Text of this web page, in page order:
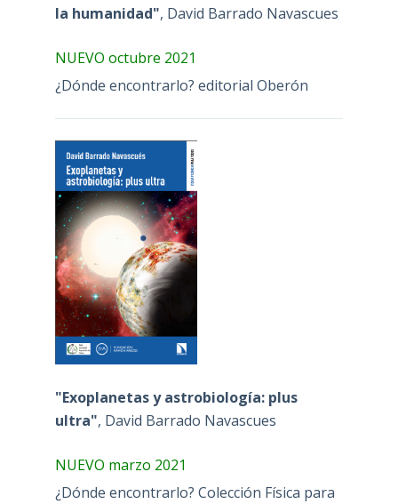
la humanidad", David Barrado Navascues
NUEVO octubre 2021
¿Dónde encontrarlo? editorial Oberón
"Exoplanetas y astrobiología: plus
ultra", David Barrado Navascues
NUEVO marzo 2021
¿Dónde encontrarlo? Colección Física para